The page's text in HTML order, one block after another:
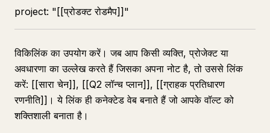
project: "[[प्रोडक्ट रोडमैप]]"
विकिलिंक का उपयोग करें। जब आप किसी व्यक्ति, प्रोजेक्ट या
अवधारणा का उल्लेख करते हैं जिसका अपना नोट है, तो उससे लिंक
करें: [[सारा चेन]], [[Q2 लॉन्च प्लान]], [[ग्राहक प्रतिधारण
रणनीति]]। ये लिंक ही कनेक्टेड वेब बनाते हैं जो आपके वॉल्ट को
शक्तिशाली बनाता है।